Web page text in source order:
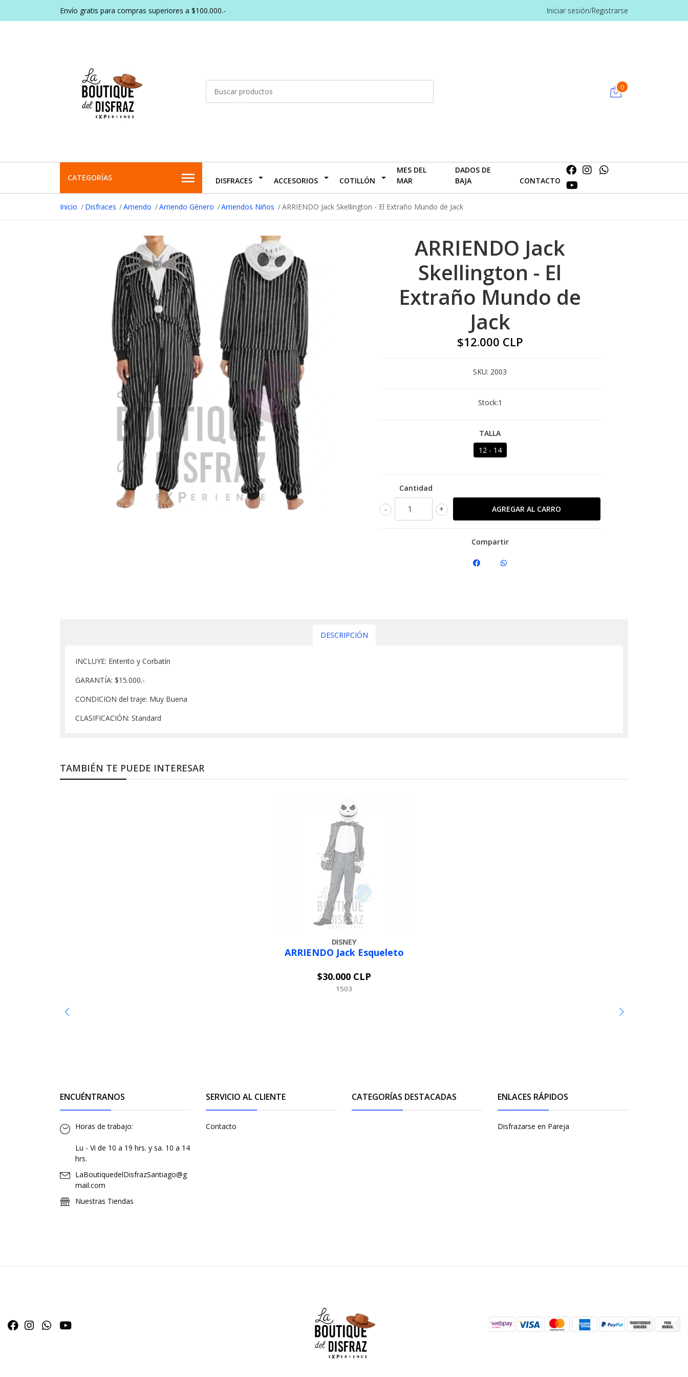
Envío gratis para compras superiores a $100.000.- Iniciar sesión/Registrarse
0
CATEGORÍAS DISFRACES ACCESORIOS COTILLÓN
MES DEL
MAR
DADOS DE
BAJA
CONTACTO
Inicio Disfraces Arriendo Arriendo Género Arriendos Niños ARRIENDO Jack Skellington - El Extraño Mundo de Jack
ARRIENDO Jack
Skellington - El
Extraño Mundo de
Jack
$12.000 CLP
SKU: 2003
Stock:1
TALLA
12 - 14
Cantidad
+
-
Compartir
DESCRIPCIÓN
INCLUYE: Enterito y Corbatín
GARANTÍA: $15.000.-
CONDICION del traje: Muy Buena
CLASIFICACIÓN: Standard
TAMBIÉN TE PUEDE INTERESAR
DISNEY
ARRIENDO Jack Esqueleto
AGOTADO
$30.000 CLP
1503
ENCUÉNTRANOS
Horas de trabajo:
Lu - Vi de 10 a 19 hrs. y sa. 10 a 14
hrs.
LaBoutiquedelDisfrazSantiago@g
mail.com
Nuestras Tiendas
SERVICIO AL CLIENTE
Contacto
CATEGORÍAS DESTACADAS ENLACES RÁPIDOS
Disfrazarse en Pareja